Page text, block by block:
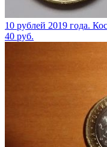
10 рублей 2019 года.
40 руб.